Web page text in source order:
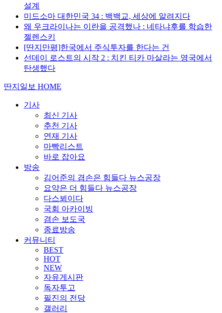
설계
미드소마 대한민국 34 : 백백교, 세상에 알려지다
왜 우크라이나는 이란을 공격했나 : 네타냐후를 학습한
젤렌스키
[딴지만평]한국에서 주식투자를 한다는 건
선데이 로스트의 시작 2 : 치킨 티카 마살라는 영국에서
탄생했다
딴지일보 HOME
기사
최신 기사
추천 기사
연재 기사
마빡리스트
바로 잡아요
방송
김어준의 겸손은 힘들다 뉴스공장
요약은 더 힘들다 뉴스공장
다스뵈이다
국회 아카이빙
겸손 보도국
종료방송
커뮤니티
BEST
HOT
NEW
자유게시판
독자투고
필진의 전당
갤러리